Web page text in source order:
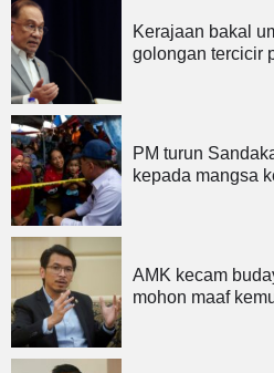
Kerajaan bakal
golongan tercicir
PM turun
kepada mangsa
AMK kecam
mohon maaf